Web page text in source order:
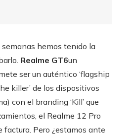
hemos tenido la
Realme GT6un
ser un auténtico ‘flagship
killer’ de los dispositivos
con el branding ‘Kill’ que
el Realme 12 Pro
factura. Pero ¿estamos ante